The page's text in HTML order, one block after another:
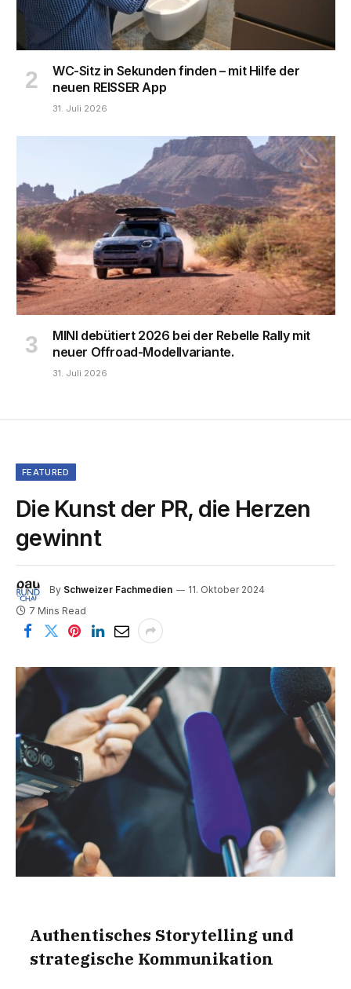
WC-Sitz in Sekunden finden – mit Hilfe der
neuen REISSER App
31. Juli 2026
MINI debütiert 2026 bei der Rebelle Rally mit
neuer Offroad-Modellvariante.
31. Juli 2026
FEATURED
Die Kunst der PR, die Herzen
gewinnt
By Schweizer Fachmedien
11. Oktober 2024
7 Mins Read
Authentisches Storytelling und
strategische Kommunikation